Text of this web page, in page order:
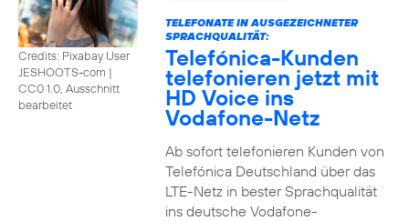
Credits: Pixabay User
JESHOOTS-com |
CC0 1.0, Ausschnitt
bearbeitet
TELEFONATE IN AUSGEZEICHNETER
SPRACHQUALITÄT:
Telefónica-Kunden
telefonieren jetzt mit
HD Voice ins
Vodafone-Netz
Ab sofort telefonieren Kunden von
Telefónica Deutschland über das
LTE-Netz in bester Sprachqualität
ins deutsche Vodafone-